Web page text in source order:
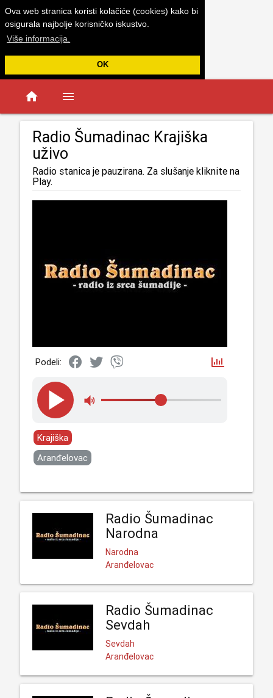
Ova web stranica koristi kolačiće (cookies) kako bi
osigurala najbolje korisničko iskustvo.
Više informacija.
OK
home menu
Radio Šumadinac Krajiška
uživo
Radio stanica je pauzirana. Za slušanje kliknite na
Play.
Podeli:
Krajiška
Aranđelovac
Radio Šumadinac
Narodna
Narodna
Aranđelovac
Radio Šumadinac
Sevdah
Sevdah
Aranđelovac